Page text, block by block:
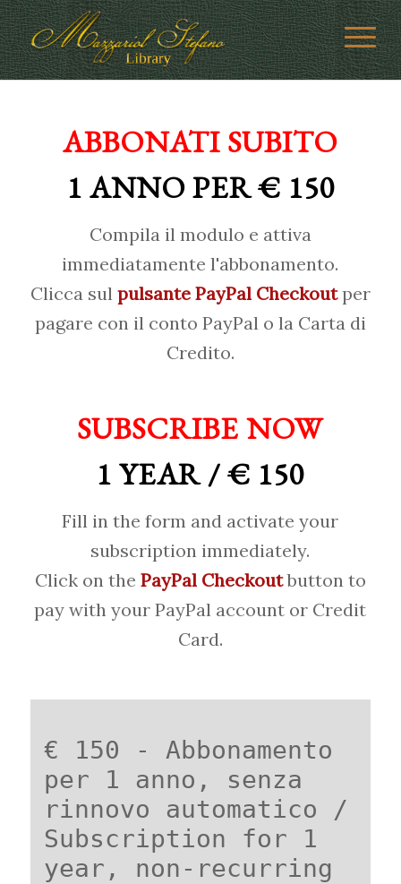
ABBONATI SUBITO
1 ANNO PER € 150
Compila il modulo e attiva
immediatamente l'abbonamento.
Clicca sul pulsante PayPal Checkoutper
pagare con il conto PayPal o la Carta di
Credito.
SUBSCRIBE NOW
1 YEAR / € 150
Fill in the form and activate your
subscription immediately.
Click on the PayPal Checkoutbutton to
pay with your PayPal account or Credit
Card.
€ 150 - Abbonamento
per 1 anno, senza
rinnovo automatico /
Subscription for 1
year, non-recurring